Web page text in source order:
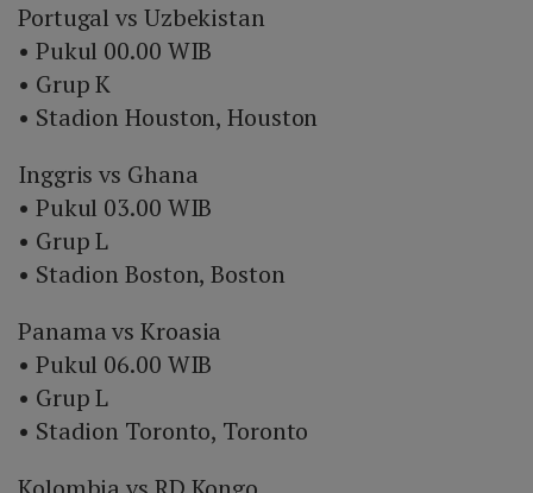
Portugal vs Uzbekistan
• Pukul 00.00 WIB
• Grup K
• Stadion Houston, Houston
Inggris vs Ghana
• Pukul 03.00 WIB
• Grup L
• Stadion Boston, Boston
Panama vs Kroasia
• Pukul 06.00 WIB
• Grup L
• Stadion Toronto, Toronto